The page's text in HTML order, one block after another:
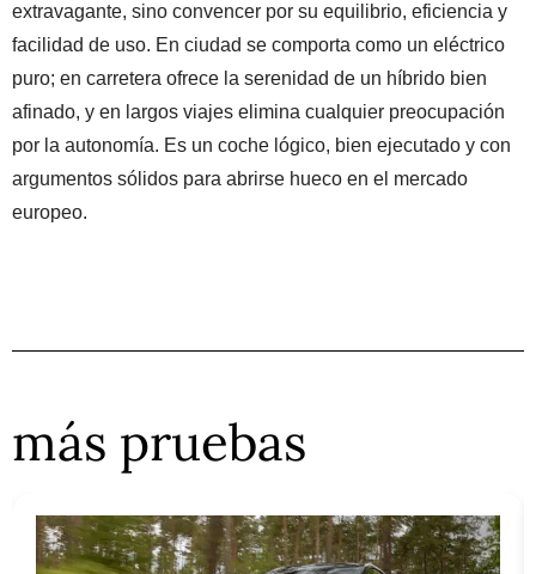
extravagante, sino convencer por su equilibrio, eficiencia y
facilidad de uso. En ciudad se comporta como un eléctrico
puro; en carretera ofrece la serenidad de un híbrido bien
afinado, y en largos viajes elimina cualquier preocupación
por la autonomía. Es un coche lógico, bien ejecutado y con
argumentos sólidos para abrirse hueco en el mercado
europeo.
más pruebas